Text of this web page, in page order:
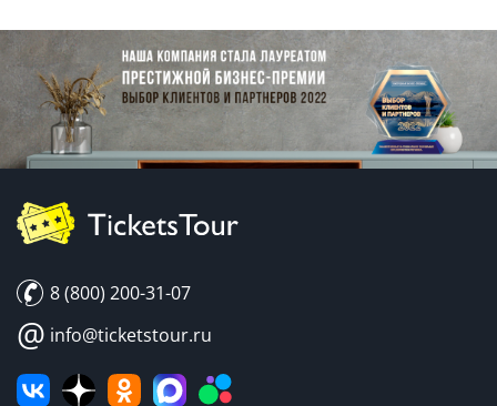
8 (800) 200-31-07
@ info@ticketstour.ru